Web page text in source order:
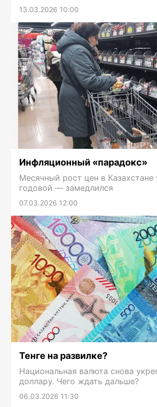
13.03.2026 10:00
Инфляционный «парадокс»
Месячный рост цен в Казахстане
годовой — замедлился
07.03.2026 12:00
Тенге на развилке?
Национальная валюта снова
доллару. Чего ждать дальше?
06.03.2026 11:30